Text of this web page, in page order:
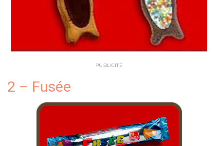
PUBLICITÉ
2 – Fusée